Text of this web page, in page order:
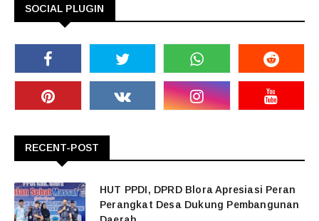
SOCIAL PLUGIN
RECENT-POST
HUT PPDI, DPRD Blora Apresiasi Peran
Perangkat Desa Dukung Pembangunan